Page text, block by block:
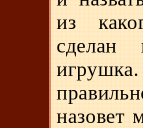
из
сделан
назовет